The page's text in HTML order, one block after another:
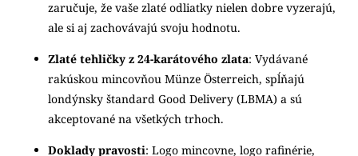
zaručuje, že vaše zlaté odliatky nielen dobre vyzerajú,
ale si aj zachovávajú svoju hodnotu.
Zlaté tehličky z 24-karátového zlata: Vydávané
rakúskou mincovňou Münze Österreich, spĺňajú
londýnsky štandard Good Delivery (LBMA) a sú
akceptované na všetkých trhoch.
Doklady pravosti: Logo mincovne, logo rafinérie,